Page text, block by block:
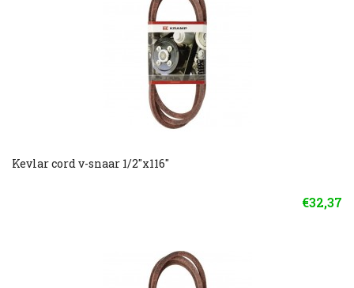
Kevlar cord v-snaar 1/2"x116"
€32,37